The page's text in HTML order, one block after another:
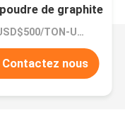
de graphite
Prix：USD$500/TON-USD$3000/TON
Contactez nous